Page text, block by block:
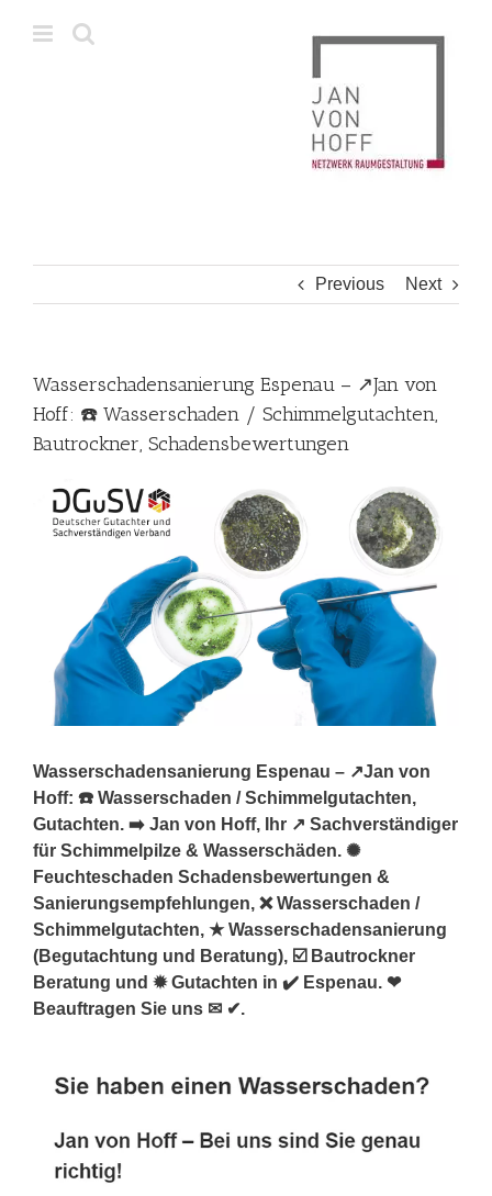
Previous Next
Wasserschadensanierung Espenau – ↗️Jan von
Hoff: ☎️ Wasserschaden / Schimmelgutachten,
Bautrockner, Schadensbewertungen
Wasserschadensanierung Espenau – ↗️Jan von
Hoff: ☎️ Wasserschaden / Schimmelgutachten,
Gutachten. ➡️ Jan von Hoff, Ihr ↗️ Sachverständiger
für Schimmelpilze & Wasserschäden. ✺
Feuchteschaden Schadensbewertungen &
Sanierungsempfehlungen, ❌ Wasserschaden /
Schimmelgutachten, ★ Wasserschadensanierung
(Begutachtung und Beratung), ☑️ Bautrockner
Beratung und ✹ Gutachten in ✔️ Espenau. ❤
Beauftragen Sie uns ✉ ✔.